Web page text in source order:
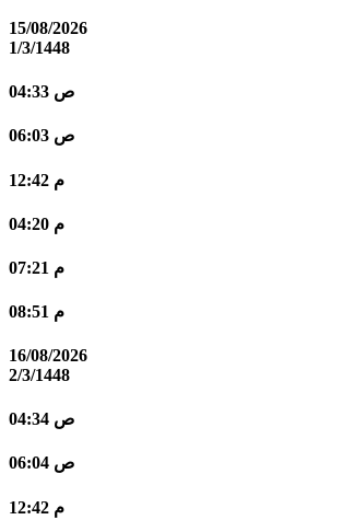
15/08/2026
1/3/1448
04:33 ص
06:03 ص
12:42 م
04:20 م
07:21 م
08:51 م
16/08/2026
2/3/1448
04:34 ص
06:04 ص
12:42 م